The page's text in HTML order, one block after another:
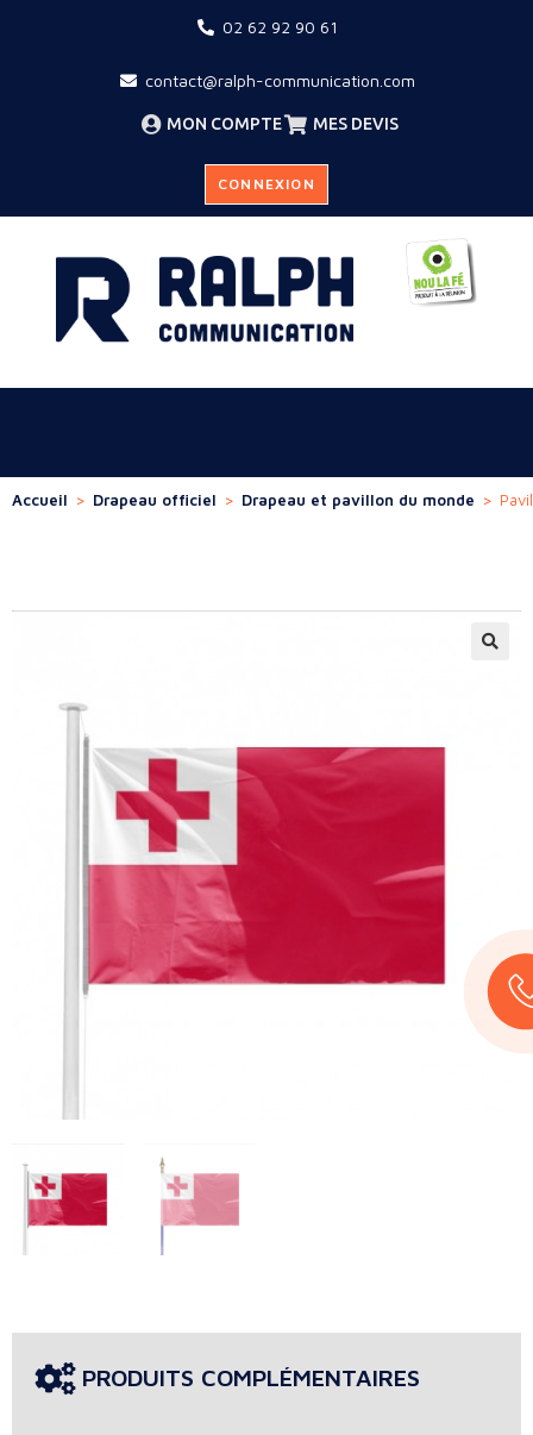
02 62 92 90 61
contact@ralph-communication.com
MON COMPTE MES DEVIS
CONNEXION
Accueil > Drapeau officiel > Drapeau et pavillon du monde >
PRODUITS COMPLÉMENTAIRES